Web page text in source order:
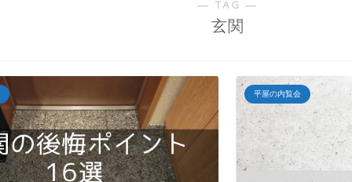
― TAG ―
玄関
平屋の内覧会